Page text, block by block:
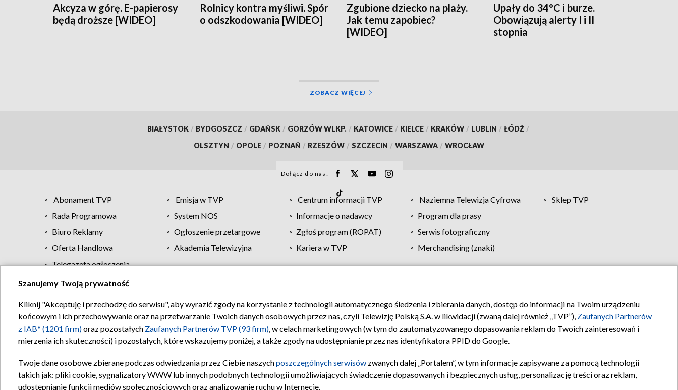
Akcyza w górę. E-papierosy
będą droższe [WIDEO]
Rolnicy kontra myśliwi. Spór
o odszkodowania [WIDEO]
Zgubione dziecko na plaży.
Jak temu zapobiec?
[WIDEO]
Upały do 34°C i burze.
Obowiązują alerty I i II
stopnia
ZOBACZ WIĘCEJ
BIAŁYSTOK / BYDGOSZCZ / GDAŃSK / GORZÓW WLKP. / KATOWICE / KIELCE / KRAKÓW / LUBLIN / ŁÓDŹ /
OLSZTYN / OPOLE / POZNAŃ / RZESZÓW / SZCZECIN / WARSZAWA / WROCŁAW
Dołącz do nas:
Abonament TVP Emisja w TVP Centrum informacji TVP Naziemna Telewizja Cyfrowa
Sklep TVP
Rada Programowa
System NOS Informacje o nadawcy
Program dla prasy
Biuro Reklamy
Ogłoszenie przetargowe Zgłoś program (ROPAT)
Serwis fotograficzny
Oferta Handlowa
Akademia Telewizyjna Kariera w TVP
Merchandising (znaki)
Telegazeta ogłoszenia
Regulamin TVP Polityka prywatności Moje zgody Pomoc Biuro reklamy Kontakt
Szanujemy Twoją prywatność
Kliknij "Akceptuję i przechodzę do serwisu", aby wyrazić zgody na korzystanie z technologii automatycznego śledzenia i zbierania danych, dostęp do informacji na Twoim urządzeniu
końcowym i ich przechowywanie oraz na przetwarzanie Twoich danych osobowych przez nas, czyli Telewizję Polską S.A. w likwidacji (zwaną dalej również „TVP”), Zaufanych Partnerów
z IAB* (1201 firm)oraz pozostałych Zaufanych Partnerów TVP (93 firm), w celach marketingowych (w tym do zautomatyzowanego dopasowania reklam do Twoich zainteresowań i
mierzenia ich skuteczności) i pozostałych, które wskazujemy poniżej, a także zgody na udostępnianie przez nas identyfikatora PPID do Google.
Twoje dane osobowe zbierane podczas odwiedzania przez Ciebie naszychposzczególnych serwisów zwanych dalej „Portalem”, w tym informacje zapisywane za pomocą technologii
takich jak: pliki cookie, sygnalizatory WWW lub innych podobnych technologii umożliwiających świadczenie dopasowanych i bezpiecznych usług, personalizację treści oraz reklam,
udostępnianie funkcji mediów społecznościowych oraz analizowanie ruchu w Internecie.